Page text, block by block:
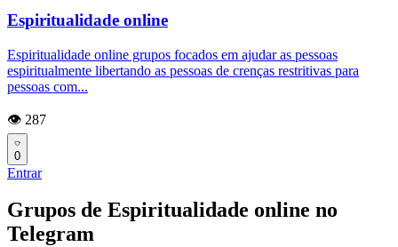
Espiritualidade online
Espiritualidade online grupos focados em ajudar as pessoas
espiritualmente libertando as pessoas de crenças restritivas para
pessoas com...
👁️ 287
0
Entrar
Grupos de Espiritualidade online no
Telegram